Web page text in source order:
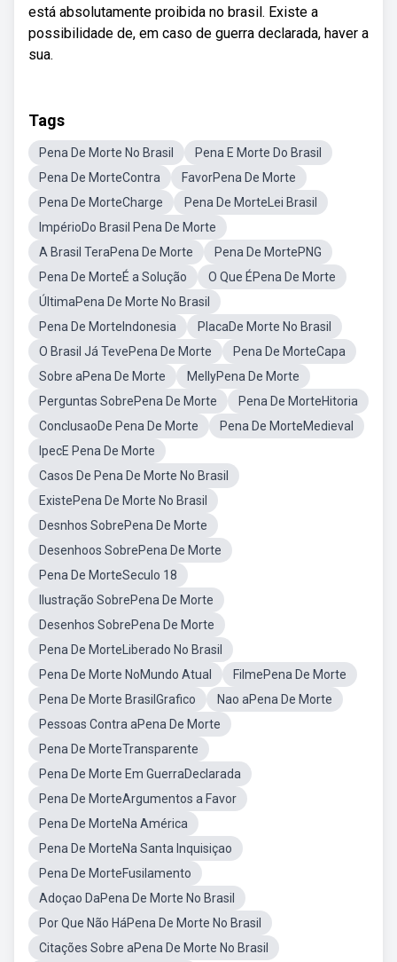
está absolutamente proibida no brasil. Existe a
possibilidade de, em caso de guerra declarada, haver a
sua.
Tags
Pena De Morte No Brasil
Pena E Morte Do Brasil
Pena De MorteContra
FavorPena De Morte
Pena De MorteCharge
Pena De MorteLei Brasil
ImpérioDo Brasil Pena De Morte
A Brasil TeraPena De Morte
Pena De MortePNG
Pena De MorteÉ a Solução
O Que ÉPena De Morte
ÚltimaPena De Morte No Brasil
Pena De MorteIndonesia
PlacaDe Morte No Brasil
O Brasil Já TevePena De Morte
Pena De MorteCapa
Sobre aPena De Morte
MellyPena De Morte
Perguntas SobrePena De Morte
Pena De MorteHitoria
ConclusaoDe Pena De Morte
Pena De MorteMedieval
IpecE Pena De Morte
Casos De Pena De Morte No Brasil
ExistePena De Morte No Brasil
Desnhos SobrePena De Morte
Desenhoos SobrePena De Morte
Pena De MorteSeculo 18
Ilustração SobrePena De Morte
Desenhos SobrePena De Morte
Pena De MorteLiberado No Brasil
Pena De Morte NoMundo Atual
FilmePena De Morte
Pena De Morte BrasilGrafico
Nao aPena De Morte
Pessoas Contra aPena De Morte
Pena De MorteTransparente
Pena De Morte Em GuerraDeclarada
Pena De MorteArgumentos a Favor
Pena De MorteNa América
Pena De MorteNa Santa Inquisiçao
Pena De MorteFusilamento
Adoçao DaPena De Morte No Brasil
Por Que Não HáPena De Morte No Brasil
Citações Sobre aPena De Morte No Brasil